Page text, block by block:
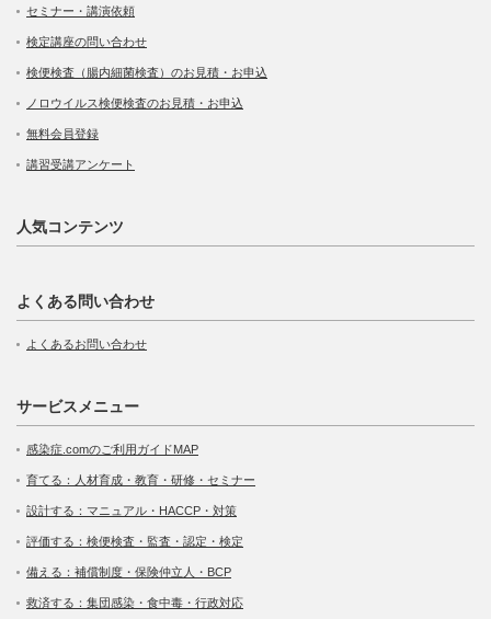
セミナー・講演依頼
検定講座の問い合わせ
検便検査（腸内細菌検査）のお見積・お申込
ノロウイルス検便検査のお見積・お申込
無料会員登録
講習受講アンケート
人気コンテンツ
よくある問い合わせ
よくあるお問い合わせ
サービスメニュー
感染症.comのご利用ガイドMAP
育てる：人材育成・教育・研修・セミナー
設計する：マニュアル・HACCP・対策
評価する：検便検査・監査・認定・検定
備える：補償制度・保険仲立人・BCP
救済する：集団感染・食中毒・行政対応